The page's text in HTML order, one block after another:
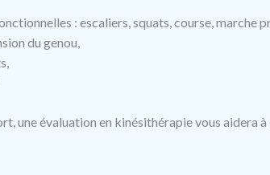
: escaliers, squats, course, marche
du genou,
une évaluation en kinésithérapie vous aidera